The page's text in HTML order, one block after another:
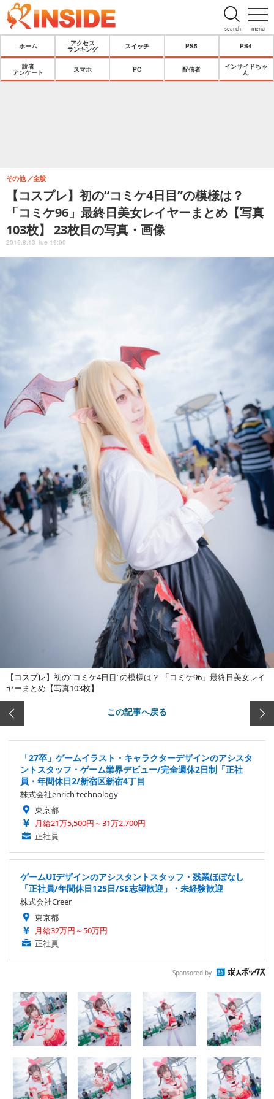
menu
search
ホーム
アクセス
ランキング
スイッチ PS5 PS4
読者
アンケート
スマホ PC 配信者
インサイドちゃ
ん
【コスプレ】初の“コミケ4日目”の模様は？
「コミケ96」最終日美女レイヤーまとめ【写真
103枚】 23枚目の写真・画像
その他 全般
2019.8.13 Tue 19:00
【コスプレ】初の“コミケ4日目”の模様は？ 「コミケ96」最終日美女レイ
ヤーまとめ【写真103枚】
この記事へ戻る
「27卒」ゲームイラスト・キャラクターデザインのアシスタ
ントスタッフ・ゲーム業界デビュー/完全週休2日制「正社
員・年間休日2/新宿区新宿4丁目
株式会社enrich technology
東京都
月給21万5,500円～31万2,700円
正社員
ゲームUIデザインのアシスタントスタッフ・残業ほぼなし
「正社員/年間休日125日/SE志望歓迎」・未経験歓迎
株式会社Creer
東京都
月給32万円～50万円
正社員
Sponsored by